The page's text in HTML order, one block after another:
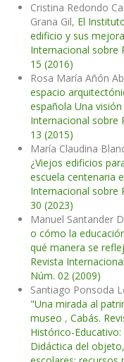
Cristina Redondo
Grana Gil, El
edificio y sus
Internacional sobre
15 (2016)
Rosa María Añón
espacio
española Una visión
Internacional sobre
13 (2015)
María Claudina
¿Viejos edificios
escuela centenaria
Internacional sobre
30 (2023)
Manuel Santander
o cómo la
qué manera se
Revista
Núm. 02 (2009)
Santiago Ponsoda
"Una mirada al
museo , Cabás.
Histórico-
Didáctica del